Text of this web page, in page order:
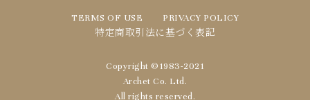
TERMS OF USE
PRIVACY POLICY
特定商取引法に基づく表記
Copyright ©1983-2021
Archet Co. Ltd.
All rights reserved.